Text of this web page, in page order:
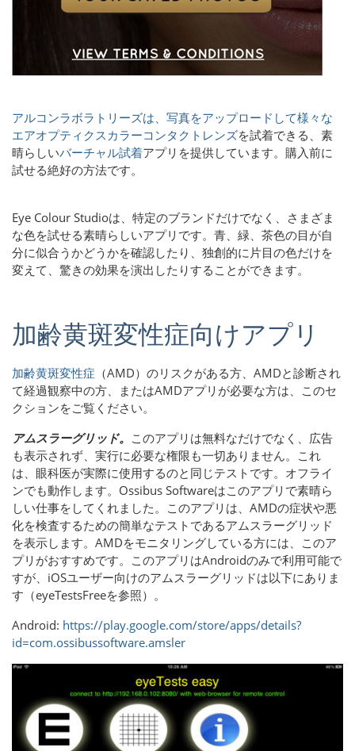
アルコンラボラトリーズは、写真をアップロードして様々な
エアオプティクスカラーコンタクトレンズを試着できる、 素
晴らしいバーチャル試着アプリを提供しています。購入前に
試せる絶好の方法です。
Eye Colour Studioは、特定のブランドだけでなく、さまざま
な色を試せる素晴らしいアプリです。青、緑、茶色の目が自
分に似合うかどうかを確認したり、独創的に片目の色だけを
変えて、驚きの効果を演出したりすることができます。
加齢黄斑変性症向けアプリ
加齢黄斑変性症 （AMD）のリスクがある方、AMDと診断され
て経過観察中の方、またはAMDアプリが必要な方は、このセ
クションをご覧ください。
アムスラーグリッド。 このアプリは無料なだけでなく、広告
も表示されず、実行に必要な権限も一切ありません。これ
は、眼科医が実際に使用するのと同じテストです。オフライ
ンでも動作します。Ossibus Softwareはこのアプリで素晴ら
しい仕事をしてくれました。このアプリは、AMDの症状や悪
化を検査するための簡単なテストであるアムスラーグリッド
を表示します。AMDをモニタリングしている方には、このア
プリがおすすめです。このアプリはAndroidのみで利用可能で
すが、iOSユーザー向けのアムスラーグリッドは以下にありま
す（eyeTestsFreeを参照）。
Android: https://play.google.com/store/apps/details?
id=com.ossibussoftware.amsler